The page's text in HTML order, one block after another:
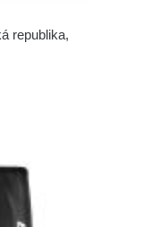
republika,